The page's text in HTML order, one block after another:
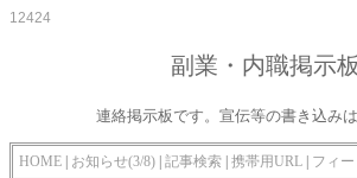
12424
副業・内職掲示板
連絡掲示板です。宣伝等の書き込みは
HOME お知らせ(3/8) 記事検索 携帯用URL フィー